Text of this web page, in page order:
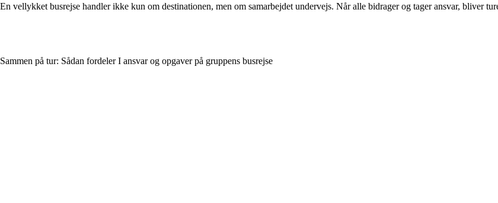
En vellykket busrejse handler ikke kun om destinationen, men om samarbejdet undervejs. Når alle bidrager og tager ansvar, bliver
Sammen på tur: Sådan fordeler I ansvar og opgaver på gruppens busrejse